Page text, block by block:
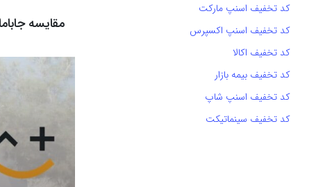
کد تخفیف اسنپ مارکت
کد تخفیف اسنپ اکسپرس
کد تخفیف اکالا
کد تخفیف بیمه بازار
کد تخفیف اسنپ شاپ
کد تخفیف سینماتیکت
مقایسه